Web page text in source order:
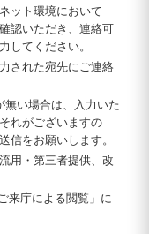
ット環境において
認いただき、連絡可
してください。
された宛先にご連絡
無い場合は、入力いた
れがございますの
信をお願いします。
用・第三者提供、改
来庁による閲覧」に